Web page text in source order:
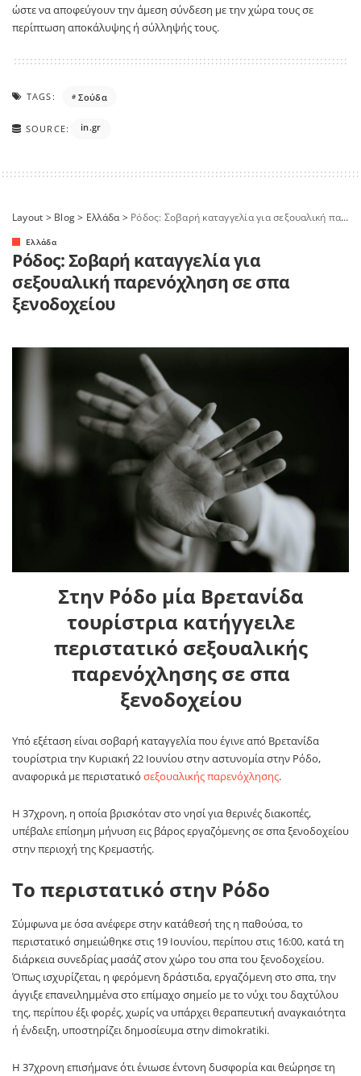
ώστε να αποφεύγουν την άμεση σύνδεση με την χώρα τους σε
περίπτωση αποκάλυψης ή σύλληψής τους.
TAGS: Σούδα
SOURCE: in.gr
Layout > Blog> Ελλάδα> Ρόδος: Σοβαρή καταγγελία για σεξουαλική παρενόχληση σε σπα ξενοδοχείου
Ελλάδα
Ρόδος: Σοβαρή καταγγελία για
σεξουαλική παρενόχληση σε σπα
ξενοδοχείου
Στην Ρόδο μία Βρετανίδα
τουρίστρια κατήγγειλε
περιστατικό σεξουαλικής
παρενόχλησης σε σπα
ξενοδοχείου
Υπό εξέταση είναι σοβαρή καταγγελία που έγινε από Βρετανίδα
τουρίστρια την Κυριακή 22 Ιουνίου στην αστυνομία στην Ρόδο,
αναφορικά με περιστατικό σεξουαλικής παρενόχλησης.
Η 37χρονη, η οποία βρισκόταν στο νησί για θερινές διακοπές,
υπέβαλε επίσημη μήνυση εις βάρος εργαζόμενης σε σπα ξενοδοχείου
στην περιοχή της Κρεμαστής.
Το περιστατικό στην Ρόδο
Σύμφωνα με όσα ανέφερε στην κατάθεσή της η παθούσα, το
περιστατικό σημειώθηκε στις 19 Ιουνίου, περίπου στις 16:00, κατά τη
διάρκεια συνεδρίας μασάζ στον χώρο του σπα του ξενοδοχείου.
Όπως ισχυρίζεται, η φερόμενη δράστιδα, εργαζόμενη στο σπα, την
άγγιξε επανειλημμένα στο επίμαχο σημείο με το νύχι του δαχτύλου
της, περίπου έξι φορές, χωρίς να υπάρχει θεραπευτική αναγκαιότητα
ή ένδειξη, υποστηρίζει δημοσίευμα στην dimokratiki.
Η 37χρονη επισήμανε ότι ένιωσε έντονη δυσφορία και θεώρησε τη